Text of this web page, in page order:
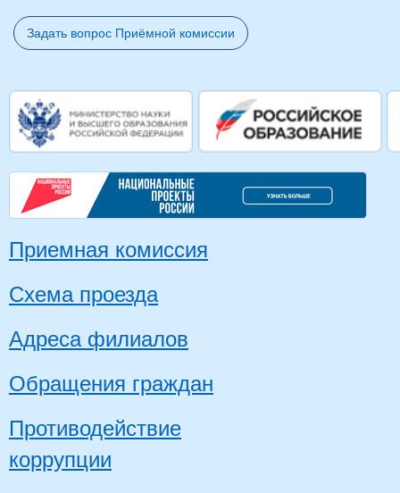
Задать вопрос Приёмной комиссии
Приемная комиссия
Схема проезда
Адреса филиалов
Обращения граждан
Противодействие
коррупции